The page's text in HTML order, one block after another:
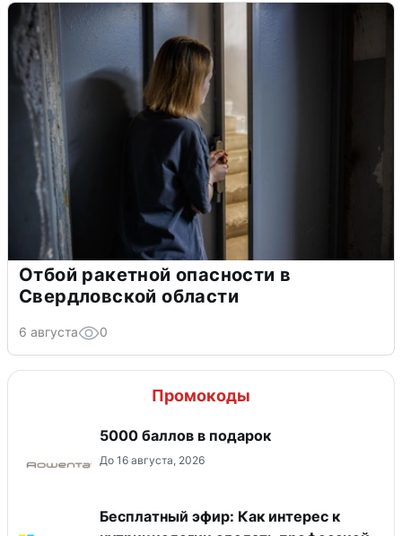
Отбой ракетной опасности в
Свердловской области
6 августа 0
Промокоды
5000 баллов в подарок
До 16 августа, 2026
Бесплатный эфир: Как интерес к